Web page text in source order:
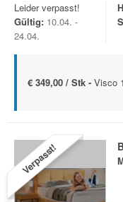
Leider verpasst!
Gültig: 10.04. -
24.04.
€ 349,00 / Stk - Visco
Verpasst!